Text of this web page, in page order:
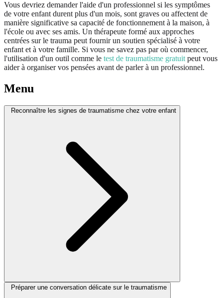
Vous devriez demander l'aide d'un professionnel si les symptômes
de votre enfant durent plus d'un mois, sont graves ou affectent de
manière significative sa capacité de fonctionnement à la maison, à
l'école ou avec ses amis. Un thérapeute formé aux approches
centrées sur le trauma peut fournir un soutien spécialisé à votre
enfant et à votre famille. Si vous ne savez pas par où commencer,
l'utilisation d'un outil comme le test de traumatisme gratuit peut vous
aider à organiser vos pensées avant de parler à un professionnel.
Menu
Reconnaître les signes de traumatisme chez votre enfant
Préparer une conversation délicate sur le traumatisme